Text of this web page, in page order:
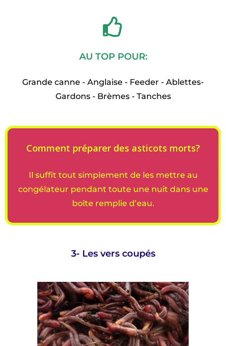
AU TOP POUR:
Grande canne - Anglaise - Feeder - Ablettes-
Gardons - Brèmes - Tanches
Comment préparer des asticots morts?
Il suffit tout simplement de les mettre au
congélateur pendant toute une nuit dans une
boîte remplie d’eau.
3- Les vers coupés